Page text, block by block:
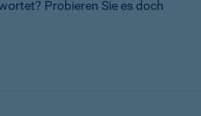
Probieren Sie es doch